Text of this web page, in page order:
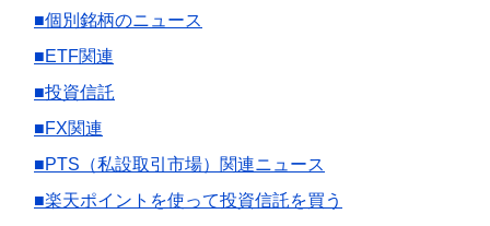
■個別銘柄のニュース
■ETF関連
■投資信託
■FX関連
■PTS（私設取引市場）関連ニュース
■楽天ポイントを使って投資信託を買う